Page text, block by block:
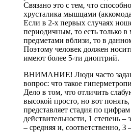
Связано это с тем, что
хрусталика мышцами
Если в 2-х первых случаях
периодичным, то есть только
предметами вблизи, то в
Поэтому человек должен
имеют более 5-ти диоптрий.
ВНИМАНИЕ! Люди часто
вопрос: что такое
Дело в том, что отличить
высокой просто, но вот понять,
представляет стадия по
действительности, 1 степень –
– средняя и, соответственно, 3